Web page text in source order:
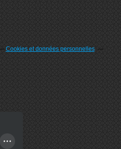
Cookies et données personnelles